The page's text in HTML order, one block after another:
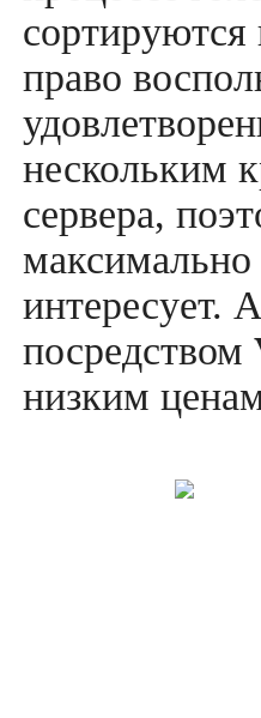
сортируются
право
нескольким
сервера,
интересует.
посредством
низким